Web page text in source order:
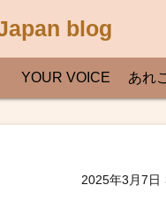
blog
YOUR VOICE あれ
2025年3月7日